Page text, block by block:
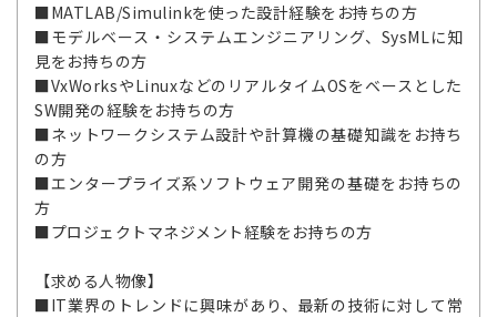
■MATLAB/Simulinkを使った設計経験をお持ちの方
■モデルベース・システムエンジニアリング、SysMLに知
見をお持ちの方
■VxWorksやLinuxなどのリアルタイムOSをベースとした
SW開発の経験をお持ちの方
■ネットワークシステム設計や計算機の基礎知識をお持ち
の方
■エンタープライズ系ソフトウェア開発の基礎をお持ちの
方
■プロジェクトマネジメント経験をお持ちの方
【求める人物像】
■IT業界のトレンドに興味があり、最新の技術に対して常